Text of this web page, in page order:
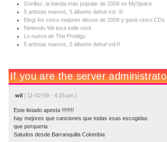
Gorillaz, la banda más popular de 2008 en MySpace
5 artistas nuevos, 5 álbums debut vol. III
Elegí los cinco mejores discos de 2008 y ganá cinco CDs
Nintendo Wii toca indie rock
Lo nuevo de The Prodigy
5 artistas nuevos, 5 álbums debut vol.II
wil | 11-02-08 - 4:15 pm |
Este listado apesta !!!!!!!!
hay mejores que canciones que todas esas escogidas
que porqueria
Saludos desde Barranquilla Colombia